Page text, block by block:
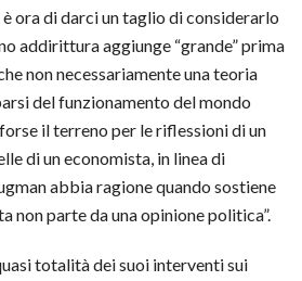
è ora di darci un taglio di considerarlo
addirittura aggiunge “grande” prima
non necessariamente una teoria
del funzionamento del mondo
il terreno per le riflessioni di un
di un economista, in linea di
abbia ragione quando sostiene
non parte da una opinione politica”.
totalità dei suoi interventi sui